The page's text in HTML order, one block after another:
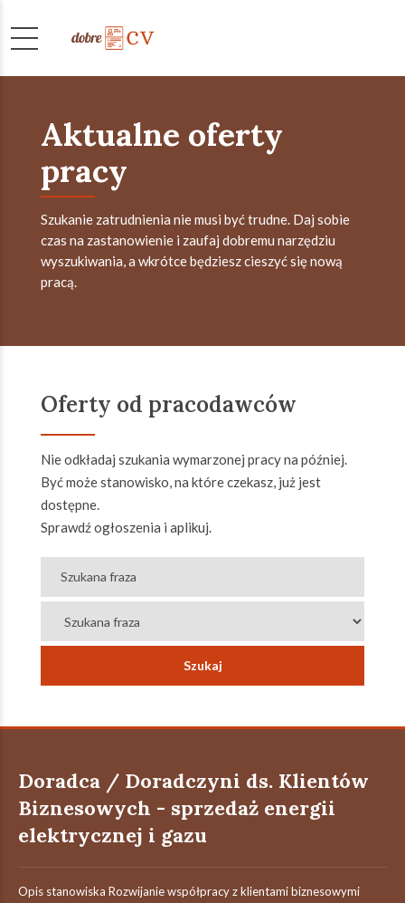
Aktualne oferty
pracy
Szukanie zatrudnienia nie musi być trudne. Daj sobie
czas na zastanowienie i zaufaj dobremu narzędziu
wyszukiwania, a wkrótce będziesz cieszyć się nową
pracą.
Oferty od pracodawców
Nie odkładaj szukania wymarzonej pracy na później.
Być może stanowisko, na które czekasz, już jest
dostępne.
Sprawdź ogłoszenia i aplikuj.
Doradca / Doradczyni ds. Klientów
Biznesowych - sprzedaż energii
elektrycznej i gazu
Opis stanowiska Rozwijanie współpracy z klientami biznesowymi